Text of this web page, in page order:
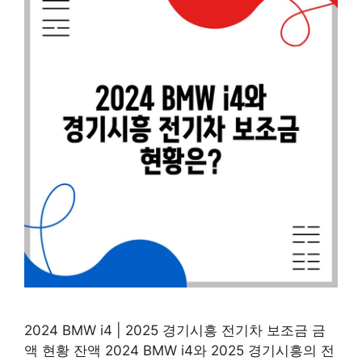
2024 BMW i4 | 2025 경기시흥 전기차 보조금 금
액 현황 잔액 2024 BMW i4와 2025 경기시흥의 전